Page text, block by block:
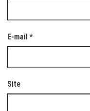
E-mail *
Site